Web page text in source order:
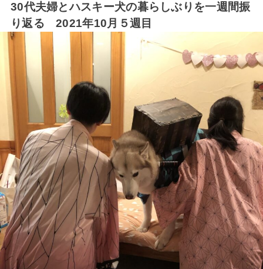
30代夫婦とハスキー犬の暮らしぶりを一週間振
り返る 2021年10月５週目